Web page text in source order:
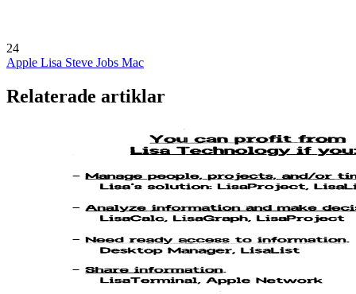
24
Apple Lisa Steve Jobs Mac
Relaterade artiklar